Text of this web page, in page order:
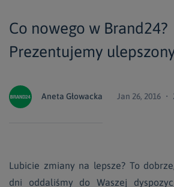
Co nowego w Brand24?
Prezentujemy
Aneta Głowacka Jan 26, 2016
Lubicie zmiany na lepsze? To
dni oddaliśmy do Waszej